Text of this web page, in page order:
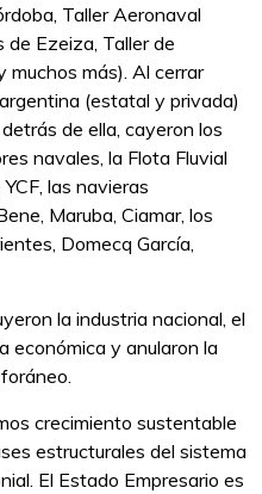
Taller Aeronaval
de Ezeiza, Taller de
muchos más). Al cerrar
(estatal y privada)
de ella, cayeron los
navales, la Flota Fluvial
las navieras
Maruba, Ciamar, los
Domecq García,
la industria nacional, el
económica y anularon la
crecimiento sustentable
estructurales del sistema
El Estado Empresario es